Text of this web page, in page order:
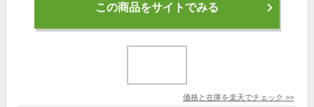
この商品をサイトでみる
価格と在庫を楽天でチェック >>